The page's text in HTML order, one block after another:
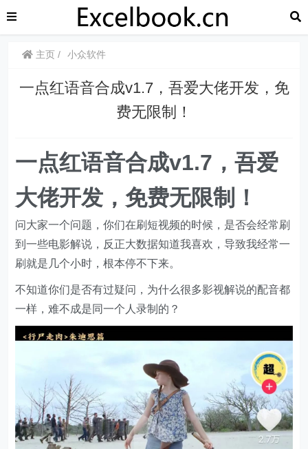
主页 小众软件
一点红语音合成v1.7，吾爱大佬开发，免
费无限制！
一点红语音合成v1.7，吾爱
大佬开发，免费无限制！
问大家一个问题，你们在刷短视频的时候，是否会经常刷
到一些电影解说，反正大数据知道我喜欢，导致我经常一
刷就是几个小时，根本停不下来。
不知道你们是否有过疑问，为什么很多影视解说的配音都
一样，难不成是同一个人录制的？